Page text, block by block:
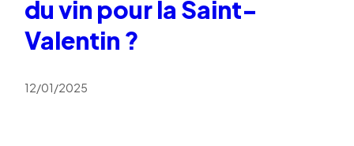
du vin pour la Saint-
Valentin ?
12/01/2025